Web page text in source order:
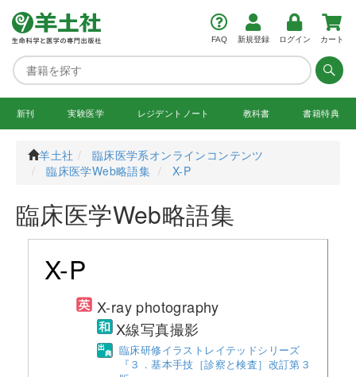
FAQ 新規登録 ログイン カート
新刊 実験医学 レジデント ノート 教科書 書籍特典
羊土社
臨床医学系オンラインコンテンツ
臨床医学Web略語集
X-P
臨床医学Web略語集
X-P
X-ray photography
X線写真撮影
臨床研修イラストレイテッドシリーズ
『３．基本手技［診察と検査］改訂第３